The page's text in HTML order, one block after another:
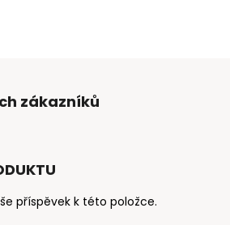
zákazníků
příspěvek k této položce.